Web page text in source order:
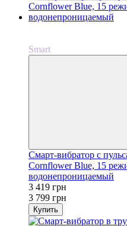
Smart
Смарт-вибратор с
Cornflower Blue, 15
водонепроницаемый
3 419 грн
3 799 грн
Купить